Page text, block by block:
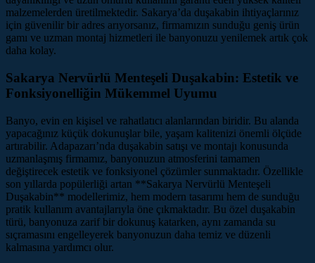
malzemelerden üretilmektedir. Sakarya’da duşakabin ihtiyaçlarınız
için güvenilir bir adres arıyorsanız, firmamızın sunduğu geniş ürün
gamı ve uzman montaj hizmetleri ile banyonuzu yenilemek artık çok
daha kolay.
Sakarya Nervürlü Menteşeli Duşakabin: Estetik ve
Fonksiyonelliğin Mükemmel Uyumu
Banyo, evin en kişisel ve rahatlatıcı alanlarından biridir. Bu alanda
yapacağınız küçük dokunuşlar bile, yaşam kalitenizi önemli ölçüde
artırabilir. Adapazarı’nda duşakabin satışı ve montajı konusunda
uzmanlaşmış firmamız, banyonuzun atmosferini tamamen
değiştirecek estetik ve fonksiyonel çözümler sunmaktadır. Özellikle
son yıllarda popülerliği artan **Sakarya Nervürlü Menteşeli
Duşakabin** modellerimiz, hem modern tasarımı hem de sunduğu
pratik kullanım avantajlarıyla öne çıkmaktadır. Bu özel duşakabin
türü, banyonuza zarif bir dokunuş katarken, aynı zamanda su
sıçramasını engelleyerek banyonuzun daha temiz ve düzenli
kalmasına yardımcı olur.